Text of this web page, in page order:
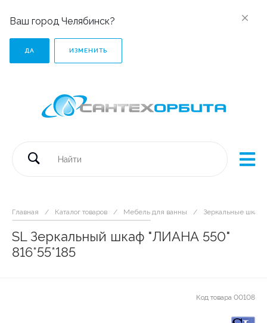
Ваш город Челябинск?
ДА ИЗМЕНИТЬ
Главная / Каталог товаров / Мебель для ванны / Зеркальные шкафы
SL Зеркальный шкаф "ЛИАНА 550"
816*55*185
Код товара 00108